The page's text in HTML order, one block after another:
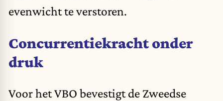
evenwicht te verstoren.
Concurrentiekracht onder
druk
Voor het VBO bevestigt de Zweedse